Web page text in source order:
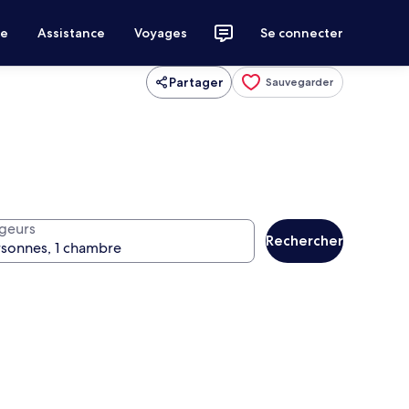
Assistance Voyages Se connecter
Partager Sauvegarder
Rechercher